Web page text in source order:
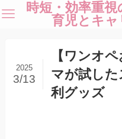
時短・効率重視
育児とキ
【ワンオ
マが試した
利グッズ
2025
3/13